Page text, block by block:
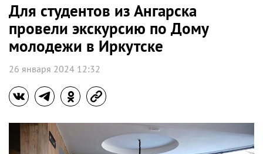
Для студентов из Ангарска
провели экскурсию по Дому
молодежи в Иркутске
26 января 2024 12:32